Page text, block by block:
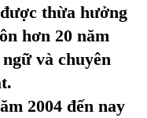
thừa hưởng
hơn 20 năm
và chuyên
2004 đến nay